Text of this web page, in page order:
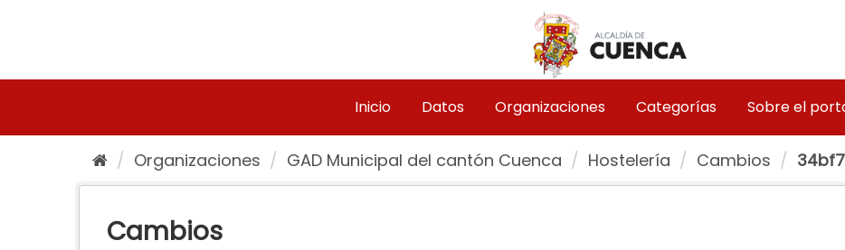
Inicio Datos Organizaciones Categorías Sobre el
Organizaciones GAD Municipal del cantón Cuenca Hostelería Cambios
Cambios